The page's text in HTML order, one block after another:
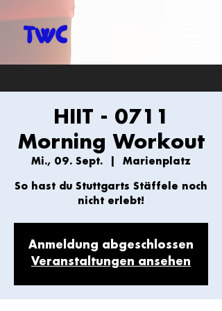
HIIT - 0711
Morning Workout
Mi., 09. Sept. Marienplatz
So hast du Stuttgarts Stäffele noch
nicht erlebt!
Anmeldung abgeschlossen
Veranstaltungen ansehen